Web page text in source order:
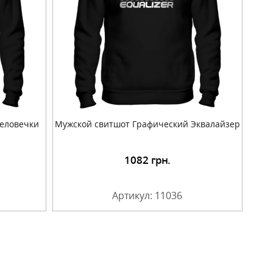
Мужской свитшот Графический Эквалайзер
1082 грн.
Артикул: 11036